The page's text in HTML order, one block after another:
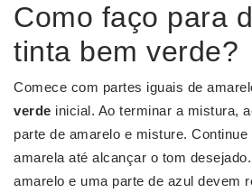
Como faço para
tinta bem verde?
Comece com partes iguais de
verde inicial. Ao terminar a mistura,
parte de amarelo e misture. Continue
amarela até alcançar o tom
amarelo e uma parte de azul devem